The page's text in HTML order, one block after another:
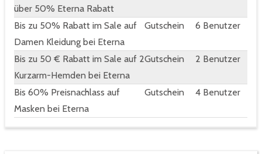
über 50% Eterna Rabatt
Bis zu 50% Rabatt im Sale auf
Damen Kleidung bei Eterna
Gutschein 6 Benutzer
Bis zu 50 € Rabatt im Sale auf 2
Kurzarm-Hemden bei Eterna
Gutschein 2 Benutzer
Bis 60% Preisnachlass auf
Masken bei Eterna
Gutschein 4 Benutzer